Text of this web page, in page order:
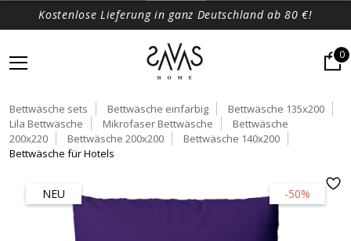
Kostenlose Lieferung in ganz Deutschland ab 80 €!
0
Bettwäsche sets Bettwäsche einfarbig
Bettwäsche 135x200
Lila Bettwäsche
Mikrofaser Bettwäsche
Bettwäsche
200x220
Bettwäsche 200x200
Bettwäsche 140x200
Bettwäsche für Hotels
-50%
NEU